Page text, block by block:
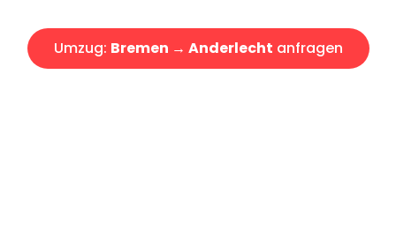
Umzug: Bremen → Anderlecht anfragen